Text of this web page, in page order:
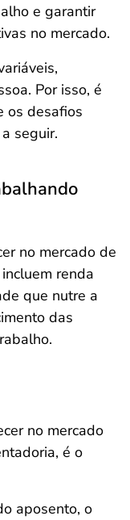
e garantir
no mercado.
Por isso, é
os desafios
seguir.
no mercado de
renda
que nutre a
das
no mercado
é o
aposento, o